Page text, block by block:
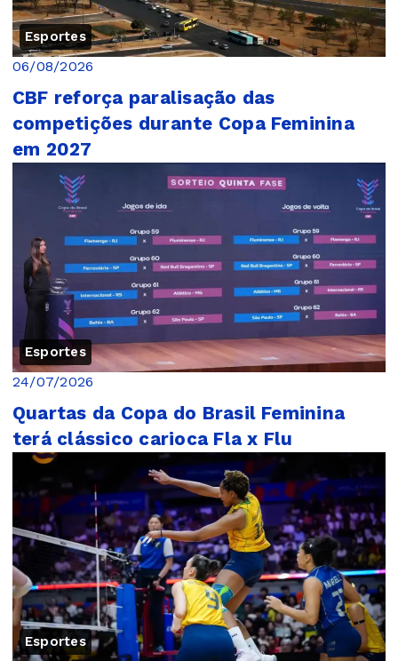
Esportes
06/08/2026
CBF reforça paralisação das
competições durante Copa Feminina
em 2027
Esportes
24/07/2026
Quartas da Copa do Brasil Feminina
terá clássico carioca Fla x Flu
Esportes